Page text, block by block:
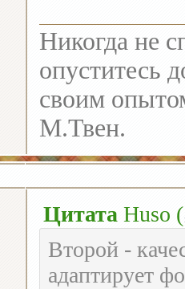
Никогда не
опуститесь
своим
М.Твен.
Цитата Huso (
Второй -
адаптирует